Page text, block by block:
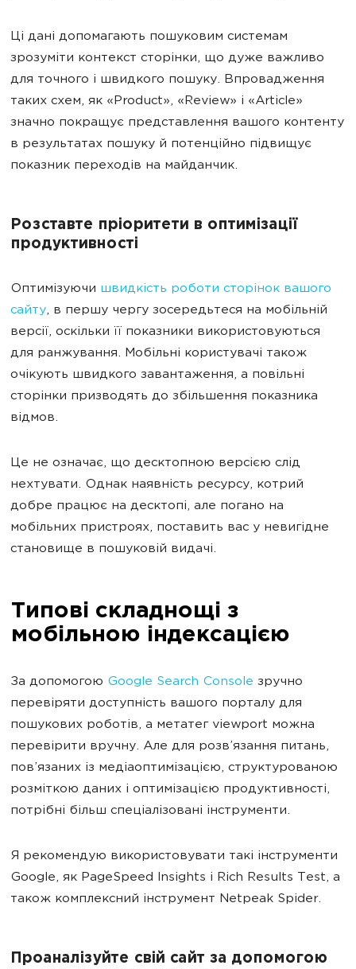
Ці дані допомагають пошуковим системам
зрозуміти контекст сторінки, що дуже важливо
для точного і швидкого пошуку. Впровадження
таких схем, як «Product», «Review» і «Article»
значно покращує представлення вашого контенту
в результатах пошуку й потенційно підвищує
показник переходів на майданчик.
Розставте пріоритети в оптимізації
продуктивності
Оптимізуючи швидкість роботи сторінок вашого
сайту, в першу чергу зосередьтеся на мобільній
версії, оскільки її показники використовуються
для ранжування. Мобільні користувачі також
очікують швидкого завантаження, а повільні
сторінки призводять до збільшення показника
відмов.
Це не означає, що десктопною версією слід
нехтувати. Однак наявність ресурсу, котрий
добре працює на десктопі, але погано на
мобільних пристроях, поставить вас у невигідне
становище в пошуковій видачі.
Типові складнощі з
мобільною індексацією
За допомогою Google Search Console зручно
перевіряти доступність вашого порталу для
пошукових роботів, а метатег viewport можна
перевірити вручну. Але для розв’язання питань,
пов’язаних із медіаоптимізацією, структурованою
розміткою даних і оптимізацією продуктивності,
потрібні більш спеціалізовані інструменти.
Я рекомендую використовувати такі інструменти
Google, як PageSpeed Insights і Rich Results Test, а
також комплексний інструмент Netpeak Spider.
Проаналізуйте свій сайт за допомогою